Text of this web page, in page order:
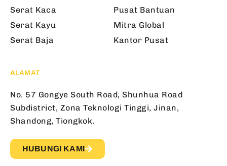
Serat Kaca
Serat Kayu
Serat Baja
Pusat Bantuan
Mitra Global
Kantor Pusat
ALAMAT
No. 57 Gongye South Road, Shunhua Road
Subdistrict, Zona Teknologi Tinggi, Jinan,
Shandong, Tiongkok.
HUBUNGI KAMI